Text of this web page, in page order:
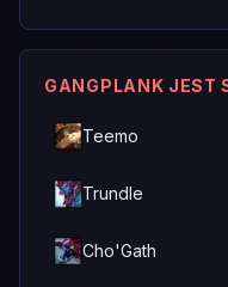
GANGPLANK JEST
Teemo
Trundle
Cho'Gath